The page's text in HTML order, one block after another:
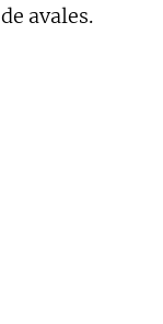
avales.